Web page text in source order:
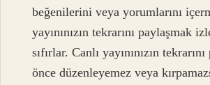
beğenilerini veya yorumlarını
yayınınızın tekrarını paylaşmak
sıfırlar. Canlı yayınınızın
önce düzenleyemez veya